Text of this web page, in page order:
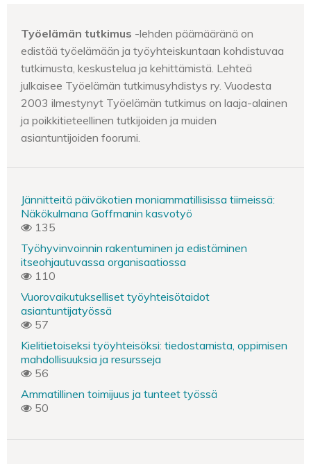
Työelämän tutkimus -lehden päämääränä on
edistää työelämään ja työyhteiskuntaan kohdistuvaa
tutkimusta, keskustelua ja kehittämistä. Lehteä
julkaisee Työelämän tutkimusyhdistys ry. Vuodesta
2003 ilmestynyt Työelämän tutkimus on laaja-alainen
ja poikkitieteellinen tutkijoiden ja muiden
asiantuntijoiden foorumi.
Jännitteitä päiväkotien moniammatillisissa tiimeissä:
Näkökulmana Goffmanin kasvotyö
135
Työhyvinvoinnin rakentuminen ja edistäminen
itseohjautuvassa organisaatiossa
110
Vuorovaikutukselliset työyhteisötaidot
asiantuntijatyössä
57
Kielitietoiseksi työyhteisöksi: tiedostamista, oppimisen
mahdollisuuksia ja resursseja
56
Ammatillinen toimijuus ja tunteet työssä
50